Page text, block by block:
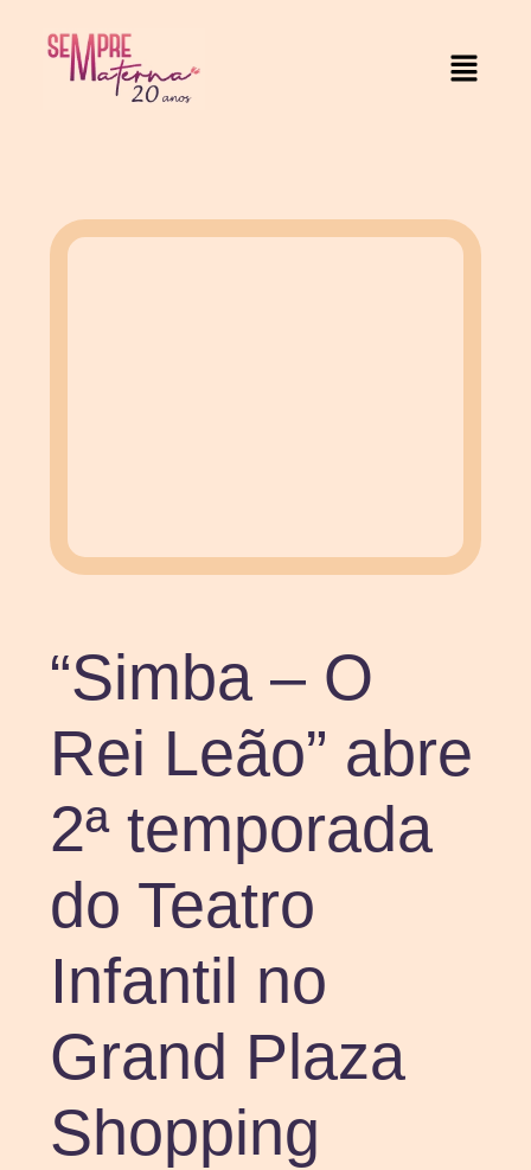
“Simba – O
Rei Leão” abre
2ª temporada
do Teatro
Infantil no
Grand Plaza
Shopping